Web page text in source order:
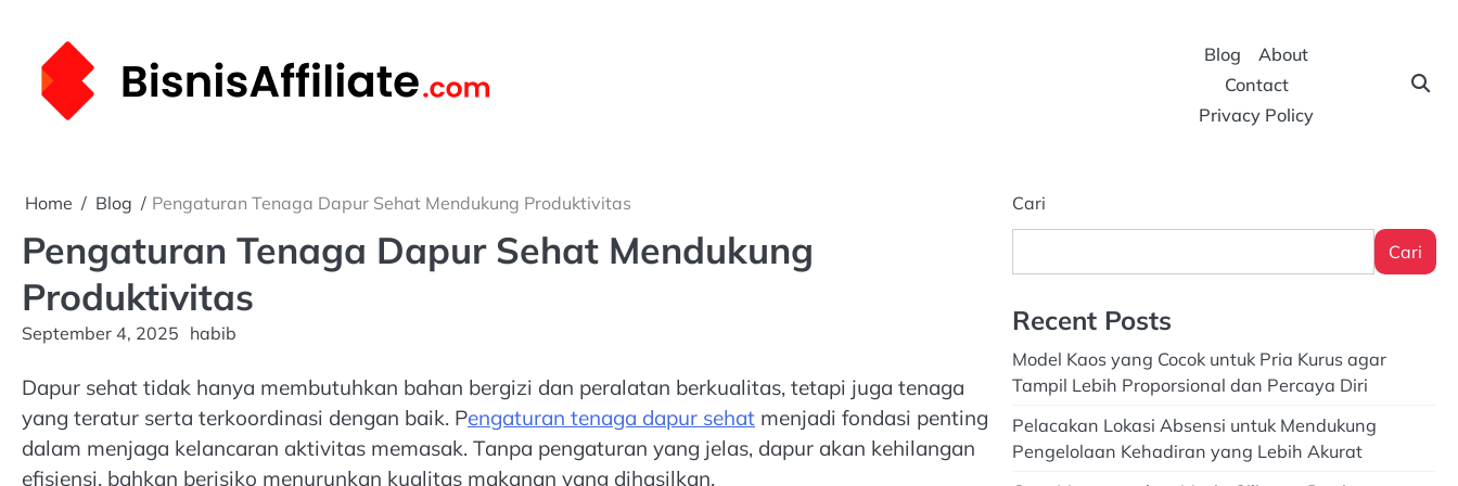
content
Blog
About
Contact
Privacy Policy
Home Blog Pengaturan Tenaga Dapur Sehat Mendukung Produktivitas
Pengaturan Tenaga Dapur Sehat Mendukung
Produktivitas
September 4, 2025 habib
Dapur sehat tidak hanya membutuhkan bahan bergizi dan peralatan berkualitas, tetapi juga tenaga
yang teratur serta terkoordinasi dengan baik. Pengaturan tenaga dapur sehat menjadi fondasi penting
dalam menjaga kelancaran aktivitas memasak. Tanpa pengaturan yang jelas, dapur akan kehilangan
efisiensi, bahkan berisiko menurunkan kualitas makanan yang dihasilkan.
Cari
Cari
Recent Posts
Model Kaos yang Cocok untuk Pria Kurus agar
Tampil Lebih Proporsional dan Percaya Diri
Pelacakan Lokasi Absensi untuk Mendukung
Pengelolaan Kehadiran yang Lebih Akurat